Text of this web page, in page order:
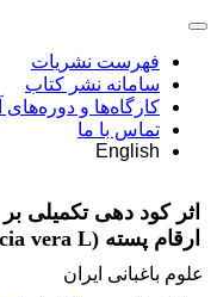
فهرست نشریات
سامانه نشر کتاب
کارگاه‌ها و
تماس با ما
English
اثر کود دهی تکمیلی
ارقام پسته (Pistacia vera L.) در شرایط آب و خاک شور
علوم باغبانی ایران